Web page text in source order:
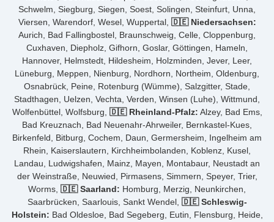
Schwelm, Siegburg, Siegen, Soest, Solingen, Steinfurt, Unna,
Viersen, Warendorf, Wesel, Wuppertal, 🇩🇪 Niedersachsen:
Aurich, Bad Fallingbostel, Braunschweig, Celle, Cloppenburg,
Cuxhaven, Diepholz, Gifhorn, Goslar, Göttingen, Hameln,
Hannover, Helmstedt, Hildesheim, Holzminden, Jever, Leer,
Lüneburg, Meppen, Nienburg, Nordhorn, Northeim, Oldenburg,
Osnabrück, Peine, Rotenburg (Wümme), Salzgitter, Stade,
Stadthagen, Uelzen, Vechta, Verden, Winsen (Luhe), Wittmund,
Wolfenbüttel, Wolfsburg, 🇩🇪 Rheinland-Pfalz: Alzey, Bad Ems,
Bad Kreuznach, Bad Neuenahr-Ahrweiler, Bernkastel-Kues,
Birkenfeld, Bitburg, Cochem, Daun, Germersheim, Ingelheim am
Rhein, Kaiserslautern, Kirchheimbolanden, Koblenz, Kusel,
Landau, Ludwigshafen, Mainz, Mayen, Montabaur, Neustadt an
der Weinstraße, Neuwied, Pirmasens, Simmern, Speyer, Trier,
Worms, 🇩🇪 Saarland: Homburg, Merzig, Neunkirchen,
Saarbrücken, Saarlouis, Sankt Wendel, 🇩🇪 Schleswig-
Holstein: Bad Oldesloe, Bad Segeberg, Eutin, Flensburg, Heide,